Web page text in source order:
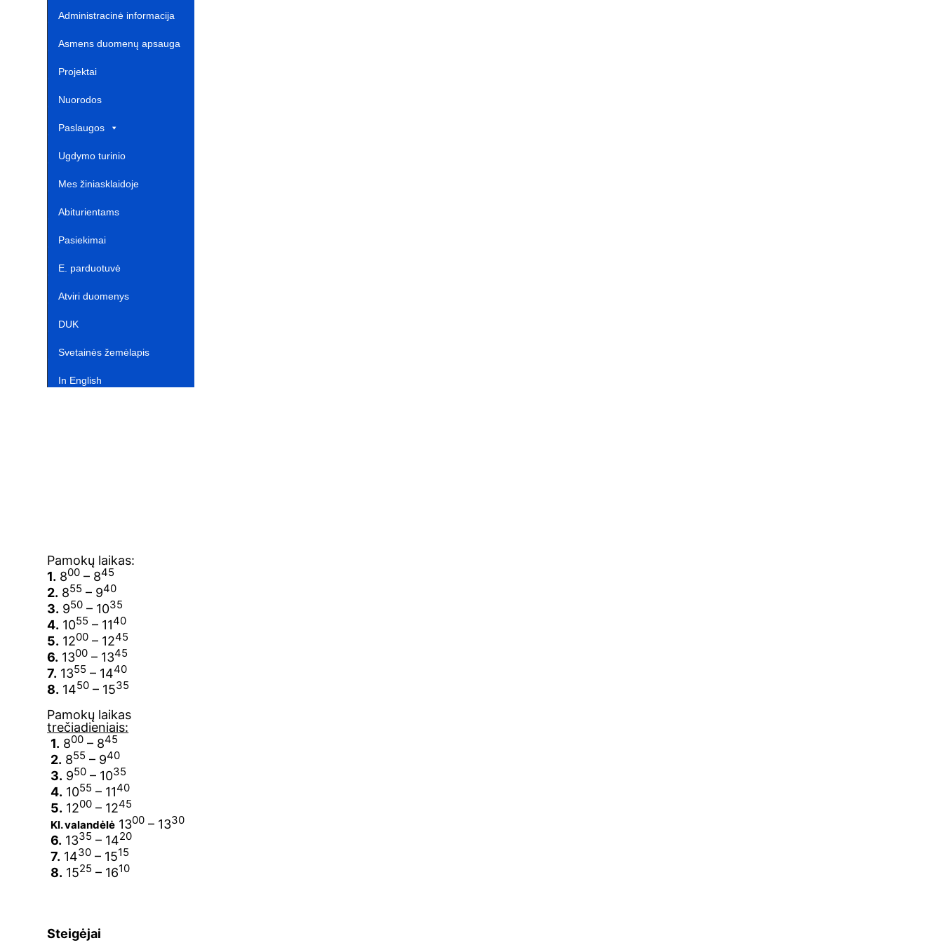
Administracinė informacija
Asmens duomenų apsauga
Projektai‎
Nuorodos ‎ ‎ ‎ ‎ ‎ ‎ ‎ ‎ ‎ ‎ ‎‎
Paslaugos
Ugdymo turinio
atnaujinimas‎
Mes žiniasklaidoje‎
Abiturientams‎‎
Pasiekimai
E. parduotuvė ‎ ‎ ‎ ‎ ‎ ‎ ‎ ‎ ‎ ‎ ‎ ‎ ‎
Atviri duomenys
DUK
Svetainės žemėlapis
In English‎
Pamokų laikas:
1. 800 – 845
2. 855 – 940
3. 950 – 1035
4. 1055 – 1140
5. 1200 – 1245
6. 1300 – 1345
7. 1355 – 1440
8. 1450 – 1535
Pamokų laikas
trečiadieniais:
1. 800 – 845
2. 855 – 940
3. 950 – 1035
4. 1055 – 1140
5. 1200 – 1245
Kl. valandėlė 1300 – 1330
6. 1335 – 1420
7. 1430 – 1515
8. 1525 – 1610
Steigėjai